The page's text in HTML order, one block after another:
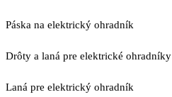
Páska na elektrický ohradník
Drôty a laná pre elektrické ohradníky
Laná pre elektrický ohradník